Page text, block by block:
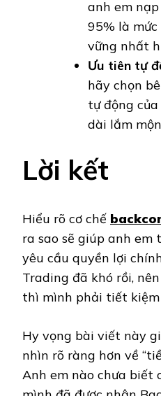
anh em
95% là mức
vững nhất
Ưu tiên tự
hãy chọn
tự động
dài lắm
Lời kết
Hiểu rõ cơ chế
ra sao sẽ giúp anh
yêu cầu quyền lợi
Trading đã khó rồi,
thì mình phải tiết
Hy vọng bài viết này
nhìn rõ ràng hơn về
Anh em nào chưa biết